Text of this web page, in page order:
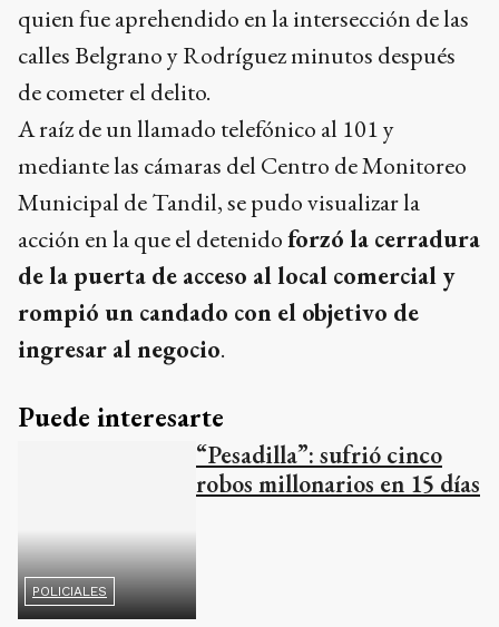
quien fue aprehendido en la intersección de las
calles Belgrano y Rodríguez minutos después
de cometer el delito.
A raíz de un llamado telefónico al 101 y
mediante las cámaras del Centro de Monitoreo
Municipal de Tandil, se pudo visualizar la
acción en la que el detenidoforzó la cerradura
de la puerta de acceso al local comercial y
rompió un candado con el objetivo de
ingresar al negocio.
Puede interesarte
POLICIALES
“Pesadilla”: sufrió cinco
robos millonarios en 15 días